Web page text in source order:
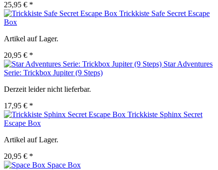
25,95 € *
Trickkiste Safe Secret Escape
Box
Artikel auf Lager.
20,95 € *
Star Adventures
Serie: Trickbox Jupiter (9 Steps)
Derzeit leider nicht lieferbar.
17,95 € *
Trickkiste Sphinx Secret
Escape Box
Artikel auf Lager.
20,95 € *
Space Box